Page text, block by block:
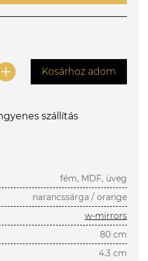
Kosárhoz adom
szállítás
fém, MDF, üveg
narancssárga / orange
w-mirrors
80 cm
4.3 cm